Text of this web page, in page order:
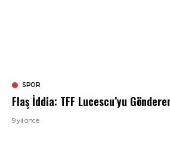
SPOR
Flaş İddia: TFF Lucescu’yu
9 yıl önce